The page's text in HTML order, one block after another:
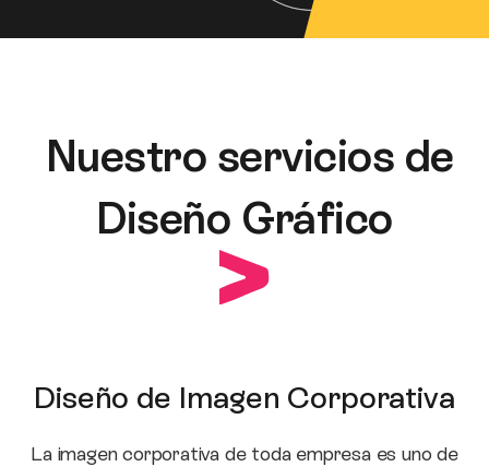
Nuestro servicios de
Diseño Gráfico
Diseño de Imagen Corporativa
La imagen corporativa de toda empresa es uno de